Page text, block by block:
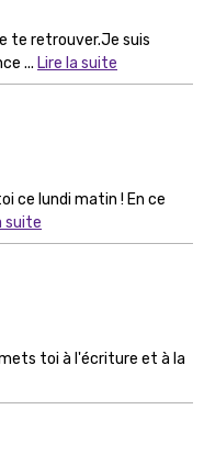
te retrouver.Je suis
... Lire la suite
ce lundi matin ! En ce
suite
toi à l'écriture et à la